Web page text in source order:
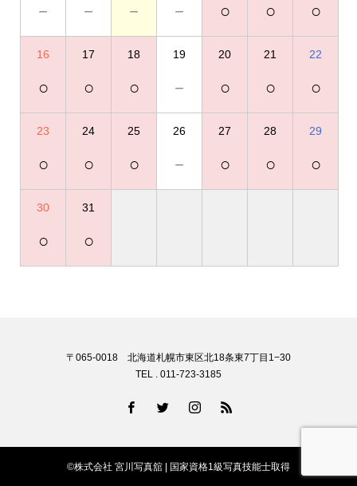
－ － － － ○ ○ ○
16
○
17
○
18
○
19
－
20
○
21
○
22
○
23
○
24
○
25
○
26
－
27
○
28
○
29
○
30
○
31
○
〒065-0018 北海道札幌市東区北18条東7丁目1−30
TEL . 011-723-3185
©株式会社 宮川写真舘 | 国家資格1級写真技能士取得